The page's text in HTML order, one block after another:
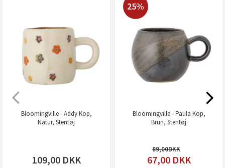
Bloomingville - Addy Kop,
Natur, Stentøj
109,00 DKK
25%
Bloomingville - Paula Kop,
Brun, Stentøj
89,00
67,00 DKK